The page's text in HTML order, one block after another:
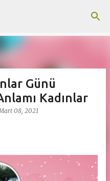
atla
Günü
Kadınlar
08, 2021